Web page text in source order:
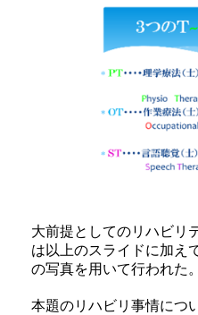
大前提としてのリハビリ
は以上のスライドに加え
の写真を用いて行われた。
本題のリハビリ事情につ